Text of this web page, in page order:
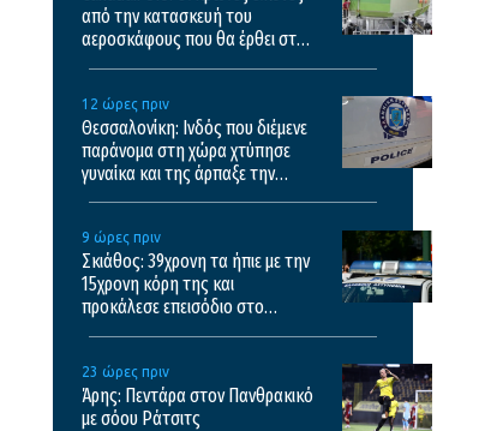
από την κατασκευή του
αεροσκάφους που θα έρθει στην
12 ώρες πριν
Θεσσαλονίκη: Ινδός που διέμενε
παράνομα στη χώρα χτύπησε
γυναίκα και της άρπαξε την
9 ώρες πριν
Σκιάθος: 39χρονη τα ήπιε με την
15χρονη κόρη της και
προκάλεσε επεισόδιο στο
23 ώρες πριν
Άρης: Πεντάρα στον Πανθρακικό
με σόου Ράτσιτς